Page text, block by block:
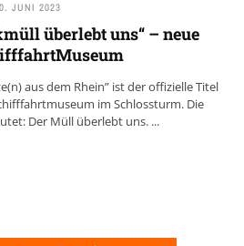
JUNI 2023
überlebt uns“ – neue
aus dem Rhein” ist der offizielle Titel
im Schlossturm. Die
Der Müll überlebt uns. ...